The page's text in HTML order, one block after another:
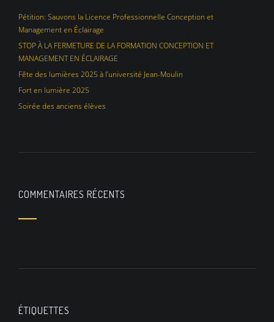
Pétition: Sauvons la Licence Professionnelle Conception et
Management en Éclairage
STOP À LA FERMETURE DE LA FORMATION CONCEPTION ET
MANAGEMENT EN ÉCLAIRAGE
Fête des lumières 2025 à l’université Jean-Moulin
Fort en lumière 2025
Soirée des anciens élèves
COMMENTAIRES RÉCENTS
ÉTIQUETTES